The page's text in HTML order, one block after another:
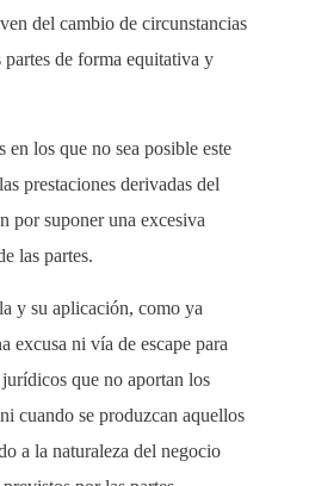
del cambio de circunstancias
partes de forma equitativa y
en los que no sea posible este
prestaciones derivadas del
por suponer una excesiva
las partes.
y su aplicación, como ya
excusa ni vía de escape para
que no aportan los
cuando se produzcan aquellos
a la naturaleza del negocio